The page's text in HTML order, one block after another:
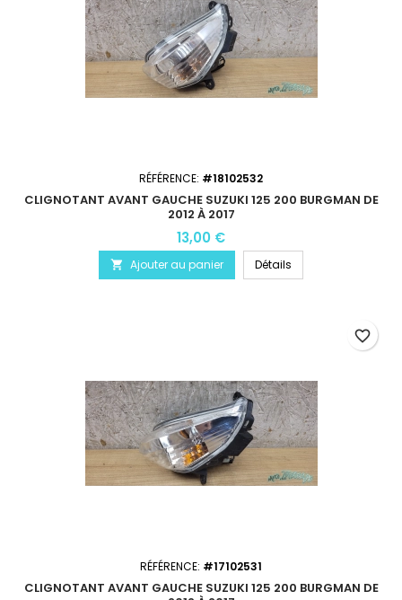
RÉFÉRENCE: #18102532
CLIGNOTANT AVANT GAUCHE SUZUKI 125 200 BURGMAN DE
2012 À 2017
13,00 €
 Ajouter au panier Détails
RÉFÉRENCE: #17102531
CLIGNOTANT AVANT GAUCHE SUZUKI 125 200 BURGMAN DE
favorite_border